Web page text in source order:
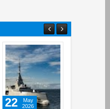
22
May
2026